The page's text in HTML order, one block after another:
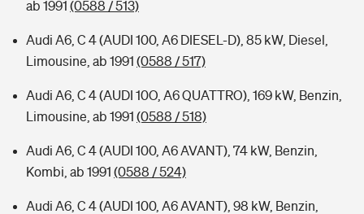
ab 1991 (0588 / 513)
Audi A6, C 4 (AUDI 100, A6 DIESEL-D), 85 kW, Diesel,
Limousine, ab 1991 (0588 / 517)
Audi A6, C 4 (AUDI 10O, A6 QUATTRO), 169 kW, Benzin,
Limousine, ab 1991 (0588 / 518)
Audi A6, C 4 (AUDI 100, A6 AVANT), 74 kW, Benzin,
Kombi, ab 1991 (0588 / 524)
Audi A6, C 4 (AUDI 100, A6 AVANT), 98 kW, Benzin,